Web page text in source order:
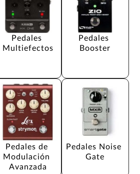
Pedales
Multiefectos
Pedales
Booster
Pedales de
Modulación
Avanzada
Pedales Noise
Gate